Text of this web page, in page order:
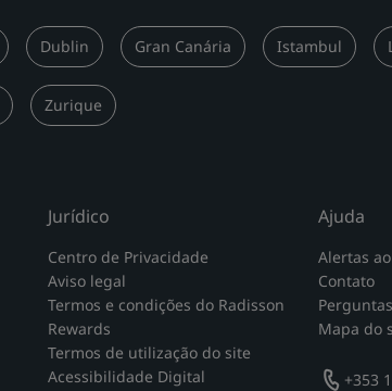
Dublin Gran Canária Istambul
Zurique
Jurídico
Centro de Privacidade
Aviso legal
Termos e condições do Radisson
Rewards
Termos de utilização do site
Acessibilidade Digital
Ajuda
Alertas
Contato
Mapa do
+353